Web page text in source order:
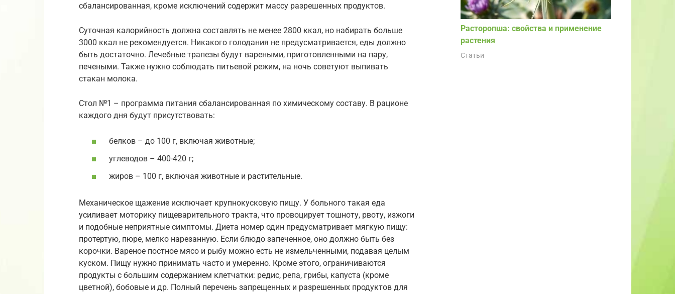
сбалансированная, кроме исключений содержит массу разрешенных продуктов.
Суточная калорийность должна составлять не менее 2800 ккал, но набирать больше
3000 ккал не рекомендуется. Никакого голодания не предусматривается, еды должно
быть достаточно. Лечебные трапезы будут вареными, приготовленными на пару,
печеными. Также нужно соблюдать питьевой режим, на ночь советуют выпивать
стакан молока.
Стол №1 – программа питания сбалансированная по химическому составу. В рационе
каждого дня будут присутствовать:
белков – до 100 г, включая животные;
углеводов – 400-420 г;
жиров – 100 г, включая животные и растительные.
Механическое щажение исключает крупнокусковую пищу. У больного такая еда
усиливает моторику пищеварительного тракта, что провоцирует тошноту, рвоту, изжоги
и подобные неприятные симптомы. Диета номер один предусматривает мягкую пищу:
протертую, пюре, мелко нарезанную. Если блюдо запеченное, оно должно быть без
корочки. Вареное постное мясо и рыбу можно есть не измельченными, подавая целым
куском. Пищу нужно принимать часто и умеренно. Кроме этого, ограничиваются
продукты с большим содержанием клетчатки: редис, репа, грибы, капуста (кроме
цветной), бобовые и др. Полный перечень запрещенных и разрешенных продуктов для
Расторопша: свойства и применение
растения
Статьи